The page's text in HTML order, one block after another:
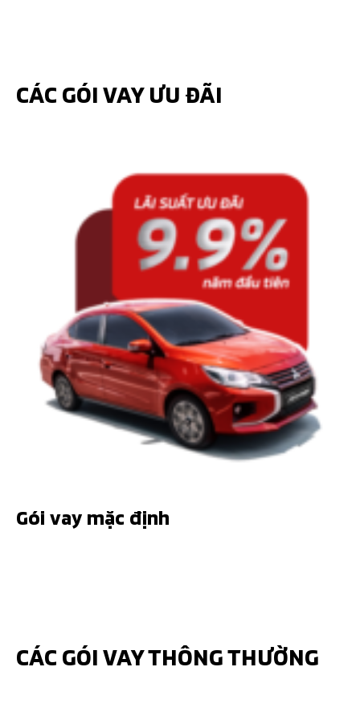
CÁC GÓI VAY ƯU ĐÃI
Gói vay mặc định
CÁC GÓI VAY THÔNG THƯỜNG